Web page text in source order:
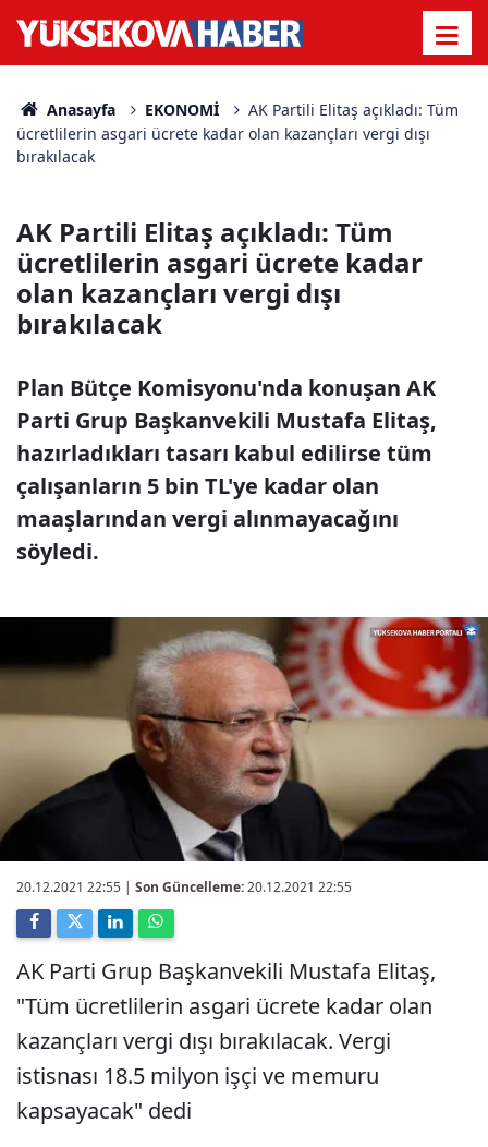
Anasayfa EKONOMİ
AK Partili Elitaş açıkladı: Tüm
ücretlilerin asgari ücrete kadar olan kazançları vergi dışı
bırakılacak
AK Partili Elitaş açıkladı: Tüm
ücretlilerin asgari ücrete kadar
olan kazançları vergi dışı
bırakılacak
Plan Bütçe Komisyonu'nda konuşan AK
Parti Grup Başkanvekili Mustafa Elitaş,
hazırladıkları tasarı kabul edilirse tüm
çalışanların 5 bin TL'ye kadar olan
maaşlarından vergi alınmayacağını
söyledi.
20.12.2021 22:55 | Son Güncelleme:20.12.2021 22:55
AK Parti Grup Başkanvekili Mustafa Elitaş,
"Tüm ücretlilerin asgari ücrete kadar olan
kazançları vergi dışı bırakılacak. Vergi
istisnası 18.5 milyon işçi ve memuru
kapsayacak" dedi